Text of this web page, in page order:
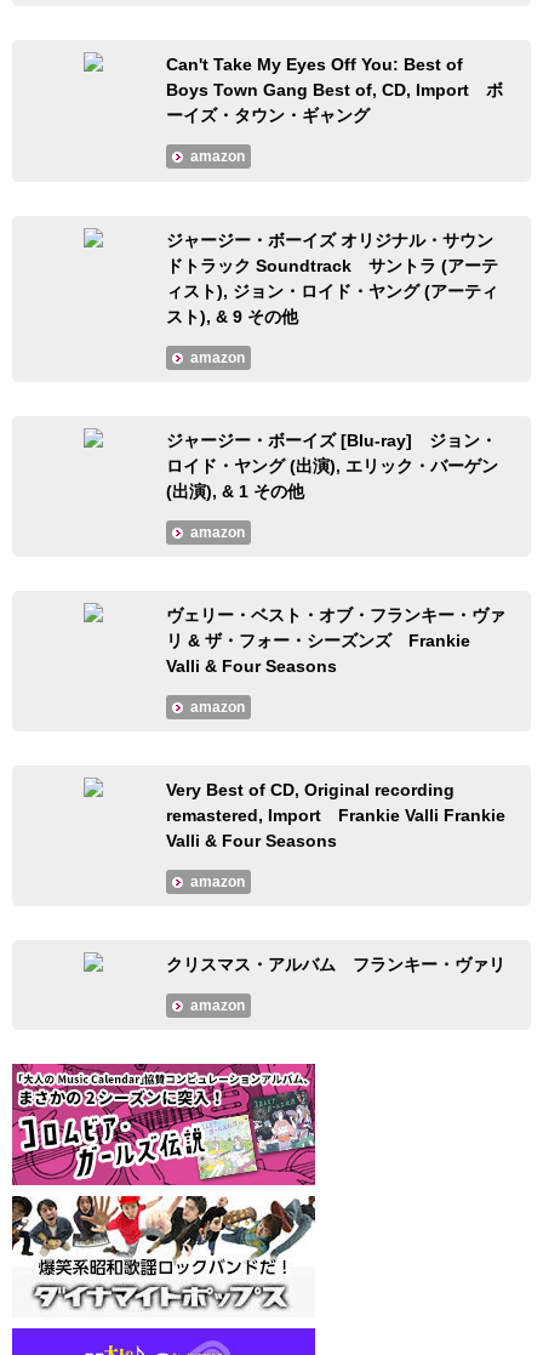
Can't Take My Eyes Off You: Best of
Boys Town Gang Best of, CD, Import ボ
ーイズ・タウン・ギャング
amazon
ジャージー・ボーイズ オリジナル・サウン
ドトラック Soundtrack サントラ (アーテ
ィスト), ジョン・ロイド・ヤング (アーティ
スト), & 9 その他
amazon
ジャージー・ボーイズ [Blu-ray] ジョン・
ロイド・ヤング (出演), エリック・バーゲン
(出演), & 1 その他
amazon
ヴェリー・ベスト・オブ・フランキー・ヴァ
リ & ザ・フォー・シーズンズ Frankie
Valli & Four Seasons
amazon
Very Best of CD, Original recording
remastered, Import Frankie Valli Frankie
Valli & Four Seasons
amazon
クリスマス・アルバム フランキー・ヴァリ
amazon